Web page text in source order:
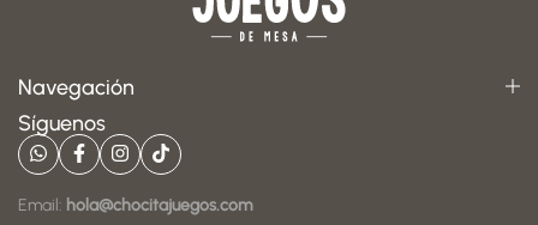
Navegación
Síguenos
Email: hola@chocitajuegos.com